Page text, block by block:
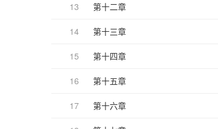
13 第十二章
14 第十三章
15 第十四章
16 第十五章
17 第十六章